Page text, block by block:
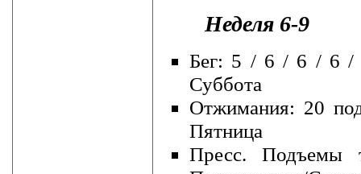
Неделя 6-9
Бег: 5 / 6 / 6 / 6 /
Суббота
Отжимания: 20
Пятница
Пресс. Подъемы